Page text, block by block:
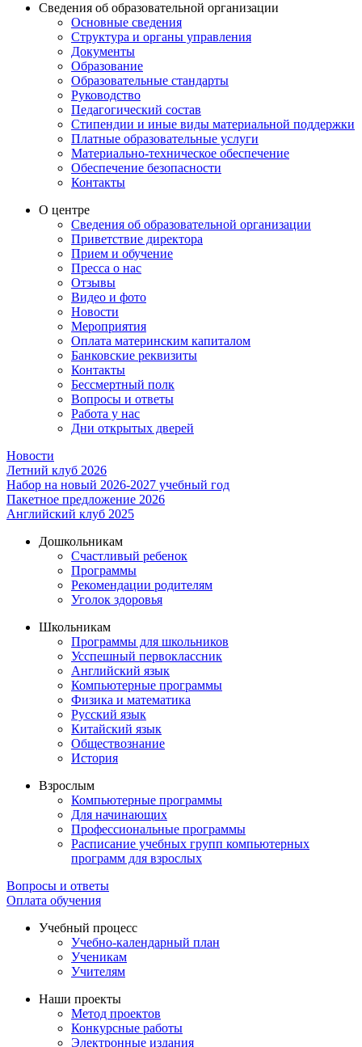
Сведения об образовательной организации
Основные сведения
Структура и органы управления
Документы
Образование
Образовательные стандарты
Руководство
Педагогический состав
Стипендии и иные виды материальной поддержки
Платные образовательные услуги
Материально-техническое обеспечение
Обеспечение безопасности
Контакты
О центре
Сведения об образовательной организации
Приветствие директора
Прием и обучение
Пресса о нас
Отзывы
Видео и фото
Новости
Мероприятия
Оплата материнским капиталом
Банковские реквизиты
Контакты
Бессмертный полк
Вопросы и ответы
Работа у нас
Дни открытых дверей
Новости
Летний клуб 2026
Набор на новый 2026-2027 учебный год
Пакетное предложение 2026
Английский клуб 2025
Дошкольникам
Счастливый ребенок
Программы
Рекомендации родителям
Уголок здоровья
Школьникам
Программы для школьников
Усспешный первоклассник
Английский язык
Компьютерные программы
Физика и математика
Русский язык
Китайский язык
Обществознание
История
Взрослым
Компьютерные программы
Для начинающих
Профессиональные программы
Расписание учебных групп компьютерных
программ для взрослых
Вопросы и ответы
Оплата обучения
Учебный процесс
Учебно-календарный план
Ученикам
Учителям
Наши проекты
Метод проектов
Конкурсные работы
Электронные издания